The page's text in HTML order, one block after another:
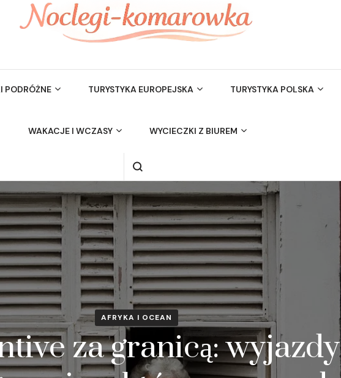
PODRÓŻNE TURYSTYKA EUROPEJSKA TURYSTYKA POLSKA
WAKACJE I WCZASY WYCIECZKI Z BIUREM
AFRYKA I OCEAN
za granicą: wyjazdy